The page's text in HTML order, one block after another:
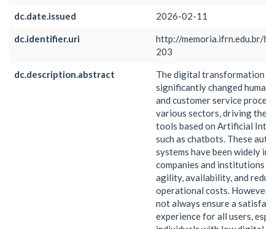
dc.date.issued 2026-02-11
dc.identifier.uri
http://memoria.ifrn.edu.br/
203
dc.description.abstract
The digital transformation
significantly changed
and customer service
various sectors, driving the
tools based on Artificial
such as chatbots. These
systems have been widely
companies and institutions
agility, availability, and
operational costs. However,
not always ensure a
experience for all users,